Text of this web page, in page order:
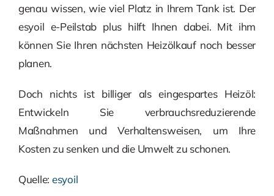
genau wissen, wie viel Platz in Ihrem Tank ist. Der
esyoil e-Peilstab plus hilft Ihnen dabei. Mit ihm
können Sie Ihren nächsten Heizölkauf noch besser
planen.
Doch nichts ist billiger als eingespartes Heizöl:
Entwickeln Sie verbrauchsreduzierende
Maßnahmen und Verhaltensweisen, um Ihre
Kosten zu senken und die Umwelt zu schonen.
Quelle: esyoil